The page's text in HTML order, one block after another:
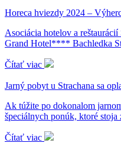
Horeca hviezdy 2024 –
Asociácia hotelov a
Grand Hotel**** Bachledka
Čítať viac
Jarný pobyt u Strachana sa
Ak túžite po dokonalom
špeciálnych ponúk, ktoré
Čítať viac